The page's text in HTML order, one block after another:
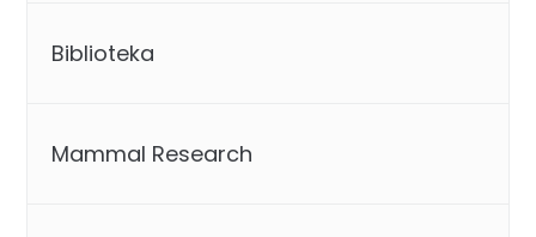
Biblioteka
Mammal Research